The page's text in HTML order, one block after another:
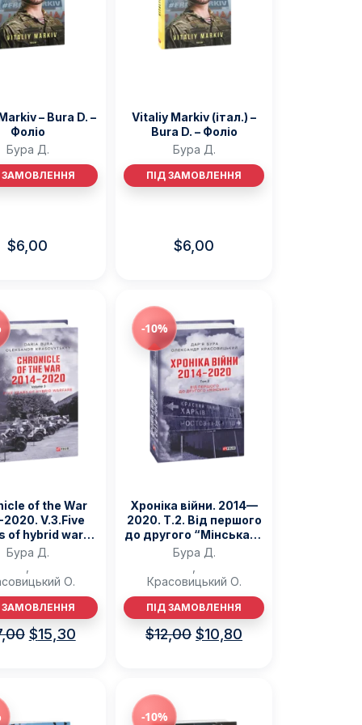
– Bura D. –
Фоліо
Бура Д.
ЗАМОВЛЕННЯ
$6,00
Vitaliy Markiv (італ.) –
Bura D. – Фоліо
Бура Д.
ПІД ЗАМОВЛЕННЯ
$6,00
of the War
2020. V.3.Five
of hybrid war
війни. 2014-
– Bura D.,
O. – Фоліо
Бура Д.
О.
ЗАМОВЛЕННЯ
$15,30
-10%
Хроніка війни. 2014—
2020. Т.2. Від першого
до другого “Мінська” –
Бура Д., Красовицький
О. – Фоліо
Бура Д.
Красовицький О.
ПІД ЗАМОВЛЕННЯ
$12,00 $10,80
-10%